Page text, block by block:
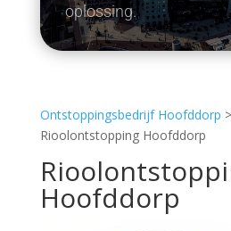
oplossing.
Ontstoppingsbedrijf Hoofddorp
Rioolontstopping Hoofddorp
Hoofddorp